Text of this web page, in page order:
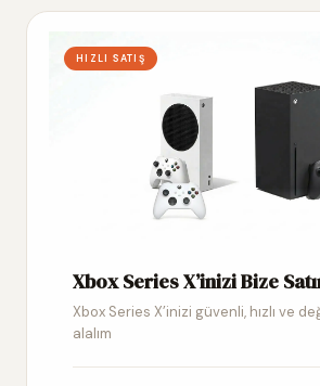
HIZLI SATIŞ
Xbox Series X’inizi Bize
Xbox Series X’inizi güvenli, hızlı ve
alalım